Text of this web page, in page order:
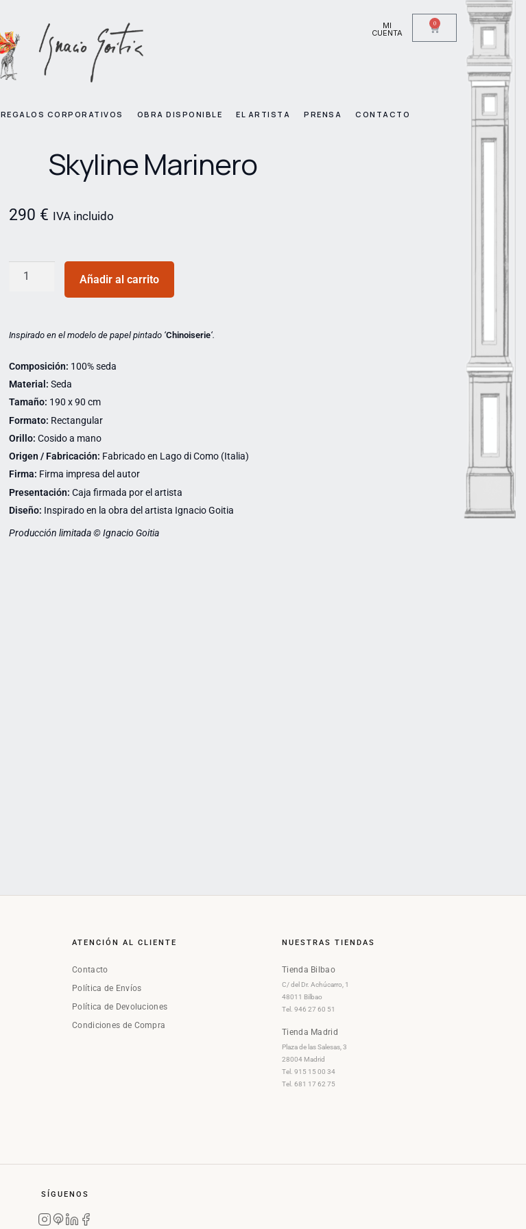
MI
CUENTA
0
REGALOS CORPORATIVOS OBRA DISPONIBLE EL ARTISTA PRENSA CONTACTO
Skyline Marinero
290 € IVA incluido
Añadir al carrito
Inspirado en el modelo de papel pintado ‘Chinoiserie‘.
Composición: 100% seda
Material: Seda
Tamaño: 190 x 90 cm
Formato: Rectangular
Orillo: Cosido a mano
Origen / Fabricación: Fabricado en Lago di Como (Italia)
Firma: Firma impresa del autor
Presentación: Caja firmada por el artista
Diseño: Inspirado en la obra del artista Ignacio Goitia
Producción limitada © Ignacio Goitia
ATENCIÓN AL CLIENTE
Contacto
Política de Envíos
Política de Devoluciones
Condiciones de Compra
NUESTRAS TIENDAS
Tienda Bilbao
C/ del Dr. Achúcarro, 1
48011 Bilbao
Tel. 946 27 60 51
Tienda Madrid
Plaza de las Salesas, 3
28004 Madrid
Tel. 915 15 00 34
Tel. 681 17 62 75
SÍGUENOS